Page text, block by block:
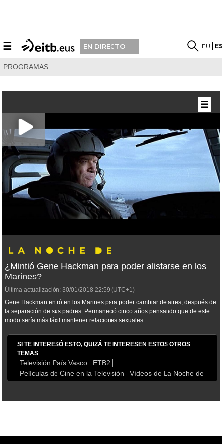
☰ EN DIRECTO EU
PROGRAMAS
¿Mintió Gene Hackman para poder alistarse en los
Marines?
Última actualización: 30/01/2018 22:59 (UTC+1)
Gene Hackman entró en los Marines para poder cambiar de aires, después de
la separación de sus padres. Permaneció cinco años pensando que de este
modo sería más fácil mantener relaciones sexuales.
SI TE INTERESÓ ESTO, QUIZÁ TE INTERESEN ESTOS OTROS
TEMAS
Televisión País Vasco
ETB2
Películas de Cine en la Televisión
Vídeos de La Noche de
☰